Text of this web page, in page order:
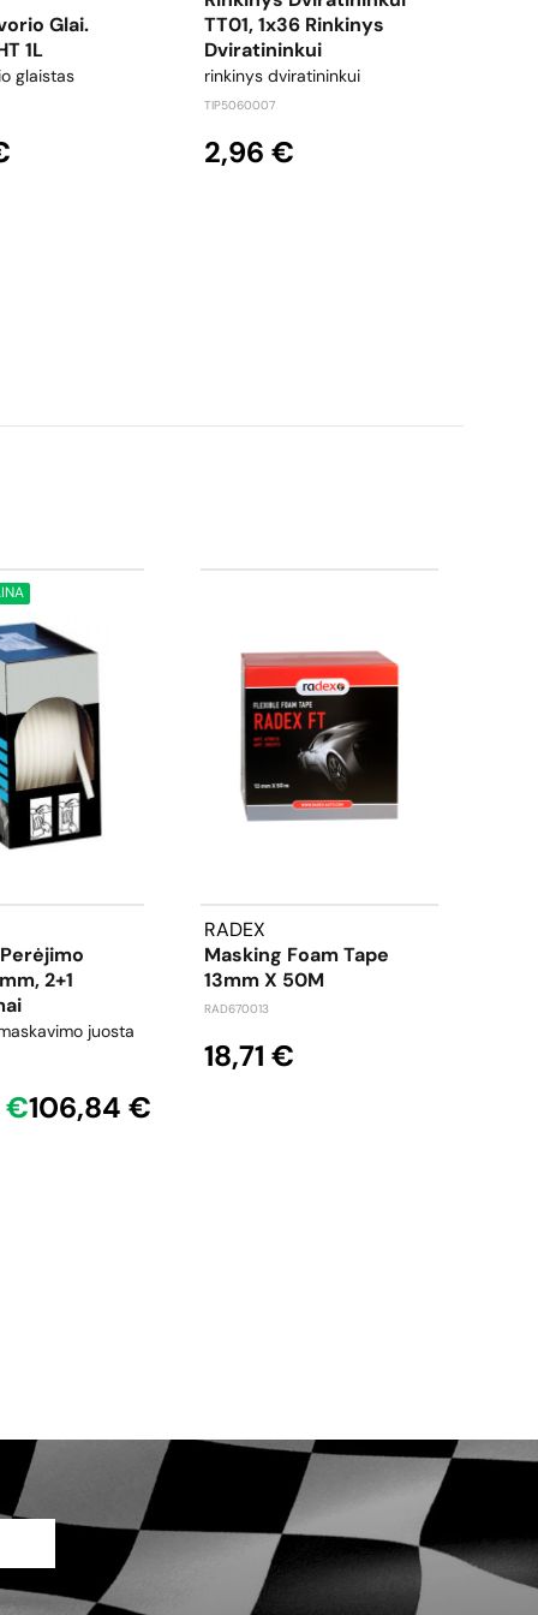
Glai.
1L
glaistas
TT01, 1x36 Rinkinys
Dviratininkui
rinkinys dviratininkui
TIP5060007
2,96 €
2+1
juosta
€106,84 €
RADEX
Masking Foam Tape
13mm X 50M
RAD670013
18,71 €